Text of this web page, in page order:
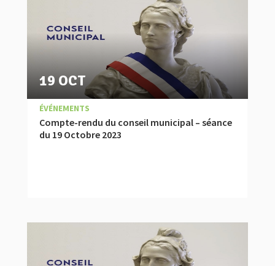
Compte-rendu du conseil municipal – séance
du 19 Octobre 2023
19 OCT
|
COMPTES RENDUS
ÉVÉNEMENTS